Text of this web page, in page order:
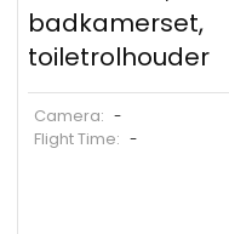
badkamerset,
toiletrolhouder
Camera: -
Flight Time: -